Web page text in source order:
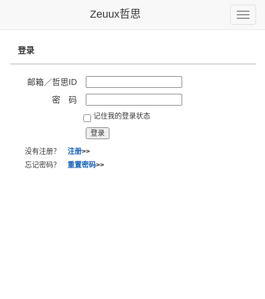
Toggle
Zeuux哲思
登录
邮箱／哲思ID
密 码
记住我的登录状态
没有注册？ 注册>>
忘记密码？ 重置密码>>